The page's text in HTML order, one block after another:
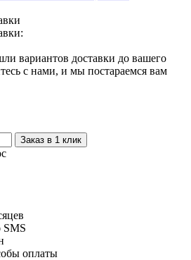
вариантов доставки до вашего
с нами, и мы постараемся вам
Заказ в 1 клик
оплаты